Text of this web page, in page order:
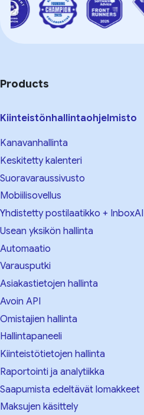
Products
Kiinteistönhallintaohjelmisto
Kanavanhallinta
Keskitetty kalenteri
Suoravaraussivusto
Mobiilisovellus
Yhdistetty postilaatikko + InboxAI
Usean yksikön hallinta
Automaatio
Varausputki
Asiakastietojen hallinta
Avoin API
Omistajien hallinta
Hallintapaneeli
Kiinteistötietojen hallinta
Raportointi ja analytiikka
Saapumista edeltävät lomakkeet
Maksujen käsittely